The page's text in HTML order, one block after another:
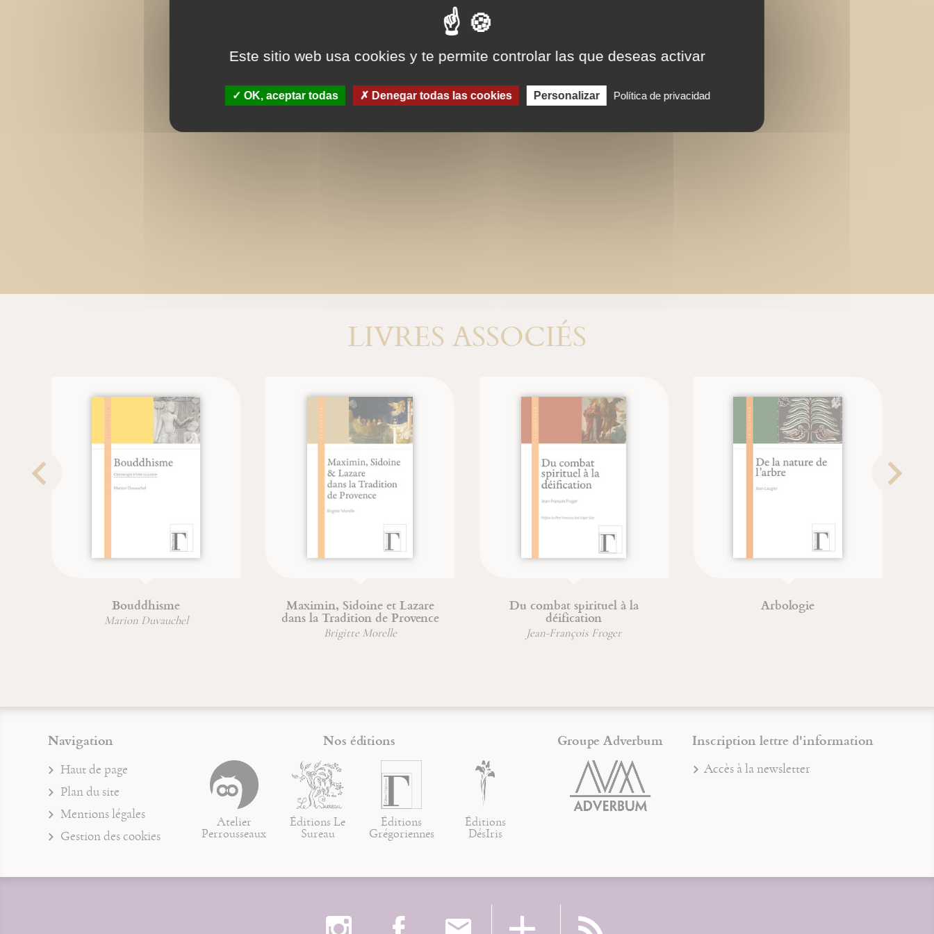
LIVRES ASSOCIÉS
Bouddhisme
Marion Duvauchel
Maximin, Sidoine et Lazare
dans la Tradition de Provence
Brigitte Morelle
Du combat spirituel à la
déification
Jean-François Froger
Arbologie
Navigation
Haut de page
Plan du site
Mentions légales
Gestion des cookies
Nos éditions
Atelier
Perrousseaux
Éditions Le
Sureau
Éditions
Grégoriennes
Éditions
DésIris
Groupe Adverbum Inscription lettre d'information
Accès à la newsletter
Este sitio web usa cookies y te permite controlar las que deseas activar
OK, aceptar todas Denegar todas las cookies Personalizar Política de privacidad